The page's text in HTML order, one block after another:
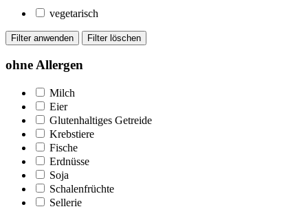
vegetarisch
ohne Allergen
Milch
Eier
Glutenhaltiges Getreide
Krebstiere
Fische
Erdnüsse
Soja
Schalenfrüchte
Sellerie